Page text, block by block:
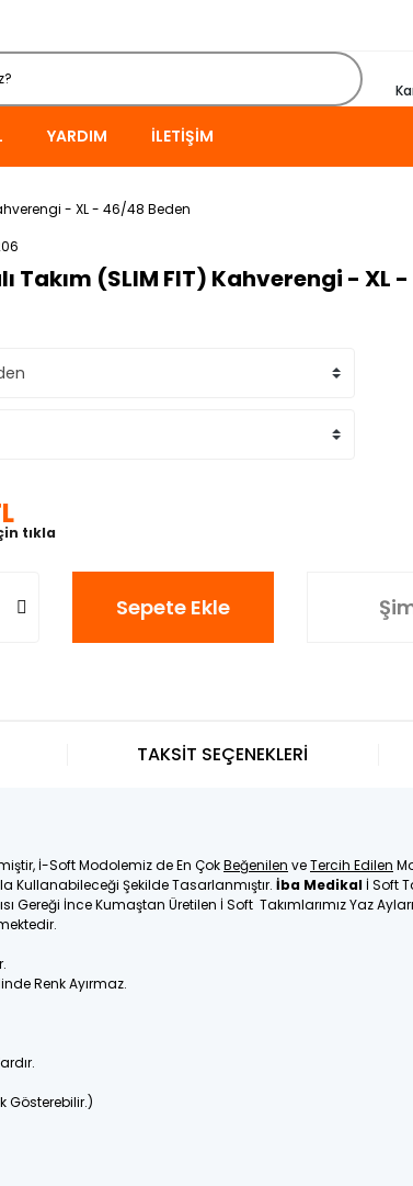
YARDIM İLETIŞIM
- XL - 46/48 Beden
Takım (SLIM FIT) Kahverengi - XL
tıkla
Sepete Ekle
İ-Soft Modolemiz de En ÇokBeğenilen veTercih Edilen
Şekilde Tasarlanmıştır. İba Medikal İ Soft
Gereği İnce Kumaştan Üretilen İ Soft Takımlarımız Yaz
Renk Ayırmaz.
Gösterebilir.)
TAKSİT SEÇENEKLERİ